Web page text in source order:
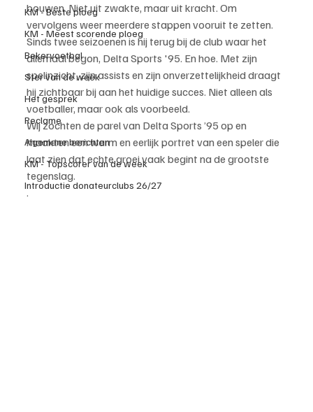
KM - Beste ploeg
KM - Meest scorende ploeg
Bekervoetbal
Ster van de week
Het gesprek
Reclame
Algemene berichten
KM - Topscorer van de week
Introductie donateurclubs 26/27
bouwen. Niet uit zwakte, maar uit kracht. Om
vervolgens weer meerdere stappen vooruit te zetten.
Sinds twee seizoenen is hij terug bij de club waar het
allemaal begon, Delta Sports '95. En hoe. Met zijn
spelinzicht, zijn assists en zijn onverzettelijkheid draagt
hij zichtbaar bij aan het huidige succes. Niet alleen als
voetballer, maar ook als voorbeeld.
Wij zochten de parel van Delta Sports ’95 op en
maakten een warm en eerlijk portret van een speler die
laat zien dat echte groei vaak begint na de grootste
tegenslag.
.